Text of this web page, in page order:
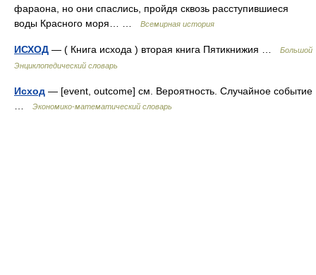
фараона, но они спаслись, пройдя сквозь расступившиеся
воды Красного моря… …
Всемирная история
ИСХОД — ( Книга исхода ) вторая книга Пятикнижия …
Большой
Энциклопедический словарь
Исход — [event, outcome] см. Вероятность. Случайное событие
Экономико-математический словарь